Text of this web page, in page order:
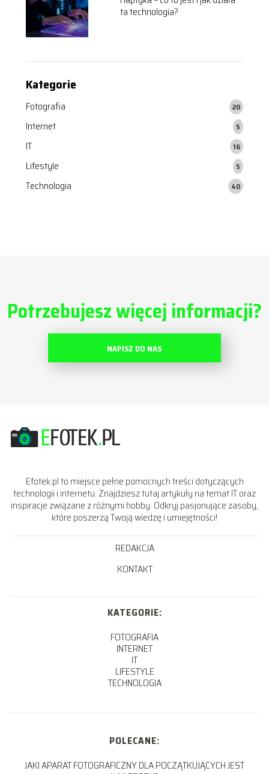
ta technologia?
Kategorie
Fotografia 20
Internet 5
IT 16
Lifestyle 5
Technologia 40
Potrzebujesz więcej informacji?
NAPISZ DO NAS
Efotek.pl to miejsce pełne pomocnych treści dotyczących
technologii i internetu. Znajdziesz tutaj artykuły na temat IT oraz
inspiracje związane z różnymi hobby. Odkryj pasjonujące zasoby,
które poszerzą Twoją wiedzę i umiejętności!
REDAKCJA
KONTAKT
KATEGORIE:
FOTOGRAFIA
INTERNET
IT
LIFESTYLE
TECHNOLOGIA
POLECANE:
JAKI APARAT FOTOGRAFICZNY DLA POCZĄTKUJĄCYCH JEST